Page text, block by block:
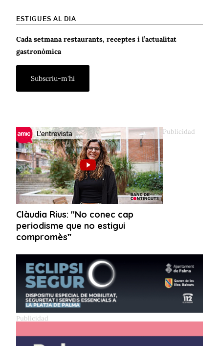
ESTIGUES AL DIA
Cada setmana restaurants, receptes i l’actualitat
gastronòmica